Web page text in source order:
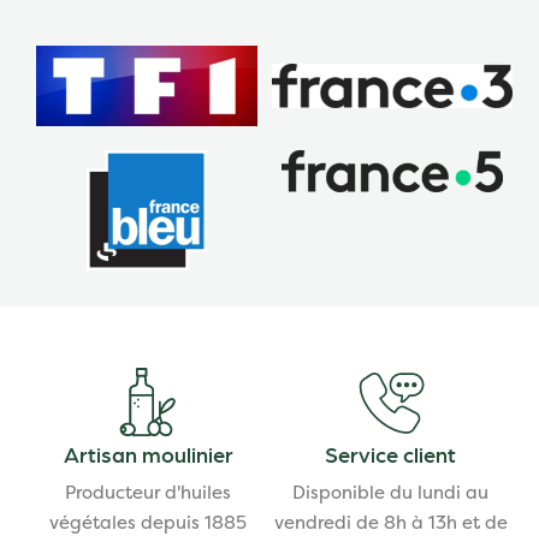
Artisan moulinier
Producteur d'huiles
végétales depuis 1885
Service client
Disponible du lundi au
vendredi de 8h à 13h et de